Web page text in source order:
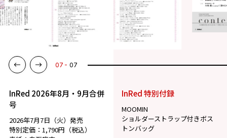
07 07
InRed 2026年8月・9月合併
号
2026年7月7日（火）発売
特別定価：1,790円（税込）
InRed 特別付録
MOOMIN
ショルダーストラップ付きボス
トンバッグ